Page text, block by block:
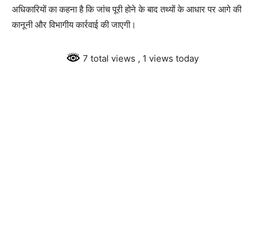
अधिकारियों का कहना है कि जांच पूरी होने के बाद तथ्यों के आधार पर आगे की
कानूनी और विभागीय कार्रवाई की जाएगी।
7 total views , 1 views today